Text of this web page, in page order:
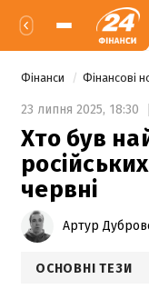
Фінанси Фінансові
23 липня 2025, 18:30
Хто був
червні
Артур
ОСНОВНІ ТЕЗИ